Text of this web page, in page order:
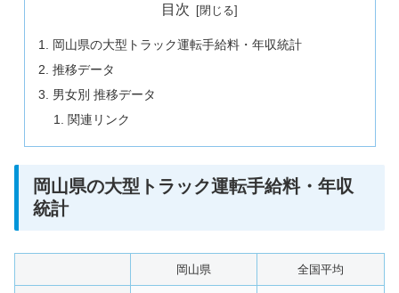
目次
岡山県の大型トラック運転手給料・年収統計
推移データ
男女別 推移データ
関連リンク
岡山県の大型トラック運転手給料・年収
統計
岡山県 全国平均